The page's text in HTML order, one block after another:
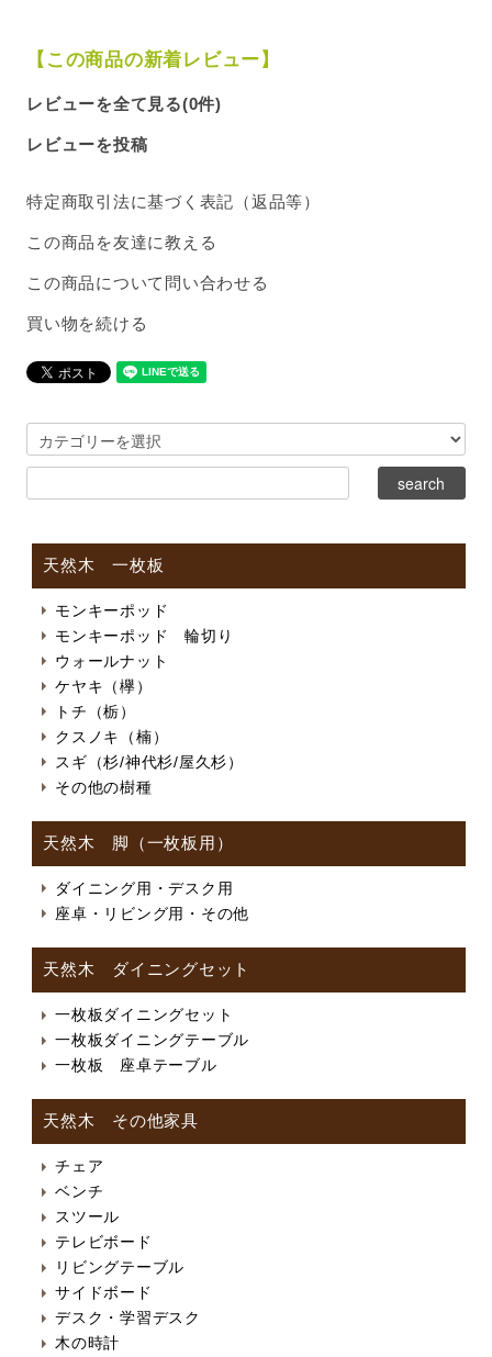
【この商品の新着レビュー】
レビューを全て見る(0件)
レビューを投稿
特定商取引法に基づく表記（返品等）
この商品を友達に教える
この商品について問い合わせる
買い物を続ける
天然木 一枚板
モンキーポッド
モンキーポッド 輪切り
ウォールナット
ケヤキ（欅）
トチ（栃）
クスノキ（楠）
スギ（杉/神代杉/屋久杉）
その他の樹種
天然木 脚（一枚板用）
ダイニング用・デスク用
座卓・リビング用・その他
天然木 ダイニングセット
一枚板ダイニングセット
一枚板ダイニングテーブル
一枚板 座卓テーブル
天然木 その他家具
チェア
ベンチ
スツール
テレビボード
リビングテーブル
サイドボード
デスク・学習デスク
木の時計